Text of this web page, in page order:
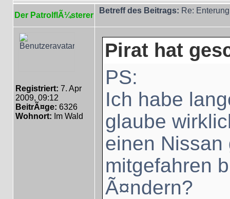
Der PatrolflÃ¼sterer
Betreff des Beitrags: Re:
Registriert: 7. Apr
2009, 09:12
BeitrÃ¤ge: 6326
Wohnort: Im Wald
Pirat hat
PS:
Ich habe
glaube
einen Nissan
mitgefahren
Ã¤ndern?